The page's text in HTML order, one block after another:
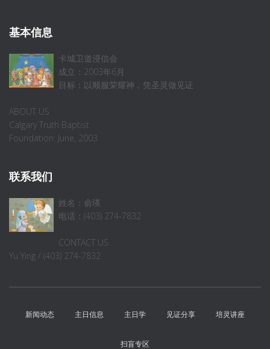
基本信息
卡城卫道浸信会
成立：2003年6月
目标：以顺服荣耀神，凭圣灵做见证
ABOUT US
Calgary Truth Baptist
Foundation: June, 2003
联系我们
姓名：俞瑛
电话：(403) 274-7832
CONTACT US
Yu Ying / (403) 274-7832
新闻动态 主日信息 主日学 见证分享 培灵讲座
扫盲专区